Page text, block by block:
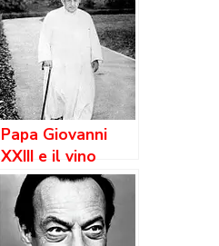
Papa Giovanni
XXIII e il vino